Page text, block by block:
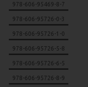
978-606-95469-8-7
978-606-95726-0-3
978-606-95726-1-0
978-606-95726-5-8
978-606-95726-6-5
978-606-95726-8-9